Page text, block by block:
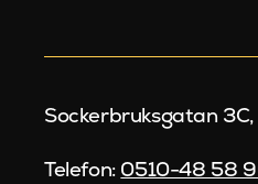
Sockerbruksgatan
Telefon: 0510-48 58